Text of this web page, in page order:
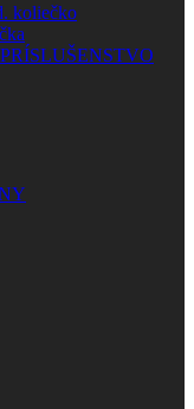
koliečko